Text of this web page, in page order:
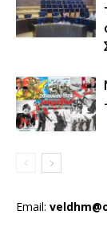
Email: